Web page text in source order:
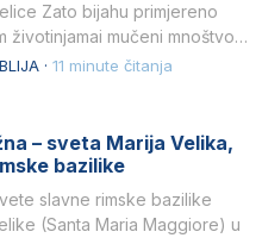
Zato bijahu primjereno
životinjamai mučeni mnoštvom
· 11 minute čitanja
– sveta Marija Velika,
bazilike
slavne rimske bazilike
(Santa Maria Maggiore) u